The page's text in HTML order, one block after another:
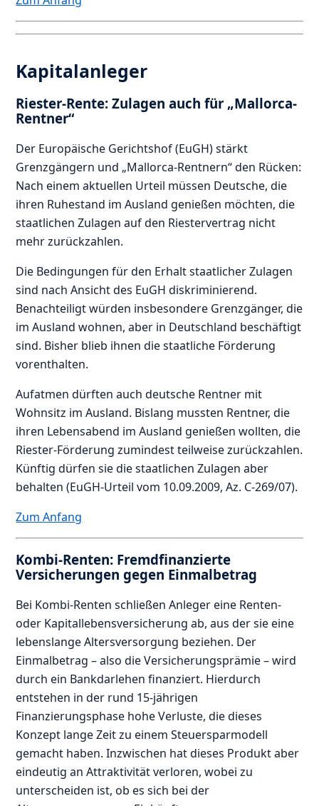
Kapitalanleger
Riester-Rente: Zulagen auch für „Mallorca-
Rentner“
Der Europäische Gerichtshof (EuGH) stärkt
Grenzgängern und „Mallorca-Rentnern“ den Rücken:
Nach einem aktuellen Urteil müssen Deutsche, die
ihren Ruhestand im Ausland genießen möchten, die
staatlichen Zulagen auf den Riestervertrag nicht
mehr zurückzahlen.
Die Bedingungen für den Erhalt staatlicher Zulagen
sind nach Ansicht des EuGH diskriminierend.
Benachteiligt würden insbesondere Grenzgänger, die
im Ausland wohnen, aber in Deutschland beschäftigt
sind. Bisher blieb ihnen die staatliche Förderung
vorenthalten.
Aufatmen dürften auch deutsche Rentner mit
Wohnsitz im Ausland. Bislang mussten Rentner, die
ihren Lebensabend im Ausland genießen wollten, die
Riester-Förderung zumindest teilweise zurückzahlen.
Künftig dürfen sie die staatlichen Zulagen aber
behalten (EuGH-Urteil vom 10.09.2009, Az. C-269/07).
Zum Anfang
Kombi-Renten: Fremdfinanzierte
Versicherungen gegen Einmalbetrag
Bei Kombi-Renten schließen Anleger eine Renten-
oder Kapitallebensversicherung ab, aus der sie eine
lebenslange Altersversorgung beziehen. Der
Einmalbetrag – also die Versicherungsprämie – wird
durch ein Bankdarlehen finanziert. Hierdurch
entstehen in der rund 15-jährigen
Finanzierungsphase hohe Verluste, die dieses
Konzept lange Zeit zu einem Steuersparmodell
gemacht haben. Inzwischen hat dieses Produkt aber
eindeutig an Attraktivität verloren, wobei zu
unterscheiden ist, ob es sich bei der